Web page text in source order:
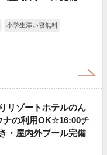
小学生添い寝無料
リゾートホテルのん
の利用OK☆16:00チ
・屋内外プール完備